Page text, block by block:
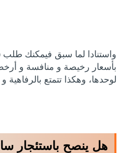
واستنادا لما سبق فيمكنك طلب
بأسعار رخيصة و منافسة و
لوحدها، وهكذا تتمتع بالرفاهية و
هل ينصح باستئجار